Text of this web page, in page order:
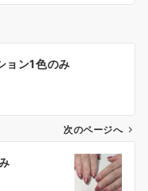
ョン1色のみ
次のページへ